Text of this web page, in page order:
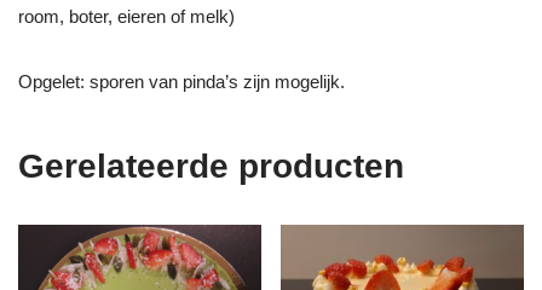
room, boter, eieren of melk)
Opgelet: sporen van pinda’s zijn mogelijk.
Gerelateerde producten